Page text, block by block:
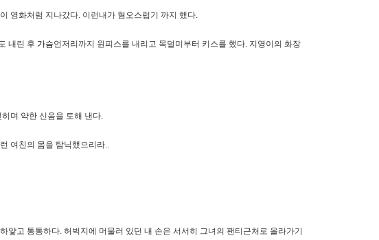
영화처럼 지나갔다. 이런내가 혐오스럽기 까지 했다.
내린 후 가슴언저리까지 원피스를 내리고 목덜미부터 키스를 했다. 지영이의 화장
며 약한 신음을 토해 낸다.
여친의 몸을 탐닉했으리라..
고 통통하다. 허벅지에 머물러 있던 내 손은 서서히 그녀의 팬티근처로 올라가기